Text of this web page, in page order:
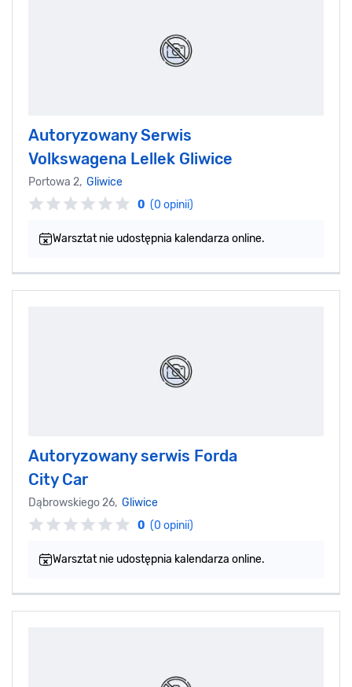
Autoryzowany Serwis
Volkswagena Lellek Gliwice
Portowa 2, Gliwice
0 (0 opinii)
Warsztat nie udostępnia kalendarza online.
Autoryzowany serwis Forda
City Car
Dąbrowskiego 26, Gliwice
0 (0 opinii)
Warsztat nie udostępnia kalendarza online.